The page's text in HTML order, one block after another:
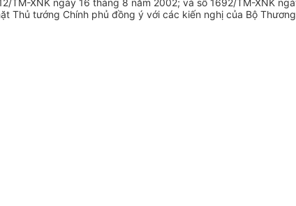
TM-XNK ngày 16 tháng 8 năm 2002; và số 1692/TM-XNK
Thủ tướng Chính phủ đồng ý với các kiến nghị của Bộ